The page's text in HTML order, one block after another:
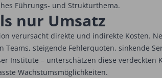
Führungs- und Strukturthema.
nur Umsatz
verursacht direkte und indirekte Kosten.
steigende Fehlerquoten, sinkende
Institute – unterschätzen diese verdeckten
Wachstumsmöglichkeiten.